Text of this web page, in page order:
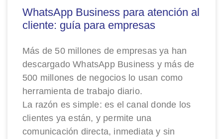
WhatsApp Business para atención al
cliente: guía para empresas
Más de 50 millones de empresas ya han
descargado WhatsApp Business y más de
500 millones de negocios lo usan como
herramienta de trabajo diario.
La razón es simple: es el canal donde los
clientes ya están, y permite una
comunicación directa, inmediata y sin